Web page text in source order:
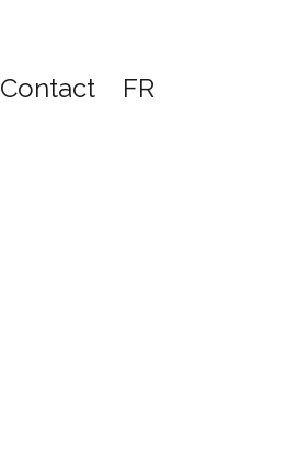
Contact FR